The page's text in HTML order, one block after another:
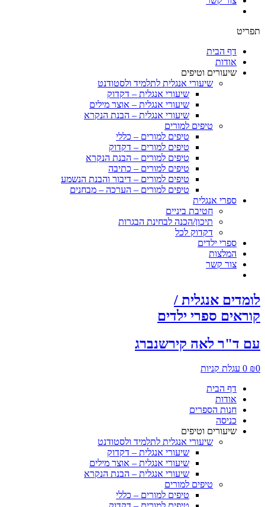
תפריט
דף הבית
אודות
שיעורים וטיפים
שיעורי אנגלית לתלמיד ולסטודנט
שיעורי אנגלית – דקדוק
שיעורי אנגלית – אוצר מילים
שיעורי אנגלית – הבנת הנקרא
טיפים למורים
טיפים למורים – כללי
טיפים למורים – דקדוק
טיפים למורים – הבנת הנקרא
טיפים למורים – כתיבה
טיפים למורים – דיבור והבנת הנשמע
טיפים למורים – הערכה – מבחנים
ספרי אנגלית
חטיבת ביניים
תיכון/הכנה לבחינת הבגרות
דקדוק לכל
ספרי ילדים
המלצות
צור קשר
לומדים אנגלית /
קוראים ספרי ילדים
עם ד"ר לאה קירשנברג
₪0
0 עגלת קניות
דף הבית
אודות
חנות הספרים
כניסה
שיעורים וטיפים
שיעורי אנגלית לתלמיד ולסטודנט
שיעורי אנגלית – דקדוק
שיעורי אנגלית – אוצר מילים
שיעורי אנגלית – הבנת הנקרא
טיפים למורים
טיפים למורים – כללי